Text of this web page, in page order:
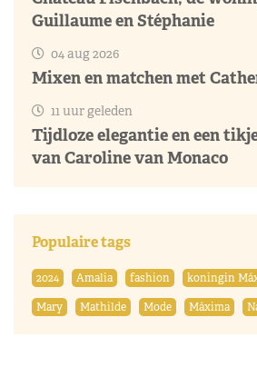
Guillaume en Stéphanie
04 aug 2026
Mixen en matchen met
11 uur geleden
Tijdloze elegantie en een
van Caroline van Monaco
Populaire tags
2024 Amalia fashion koningin
Mary
Mathilde Mode Máxima